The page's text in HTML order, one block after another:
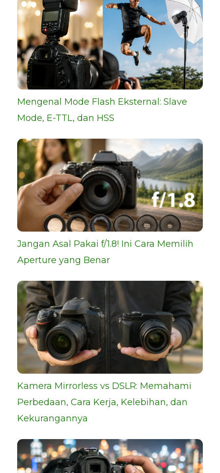
Mengenal Mode Flash Eksternal: Slave
Mode, E-TTL, dan HSS
Jangan Asal Pakai f/1.8! Ini Cara Memilih
Aperture yang Benar
Kamera Mirrorless vs DSLR: Memahami
Perbedaan, Cara Kerja, Kelebihan, dan
Kekurangannya